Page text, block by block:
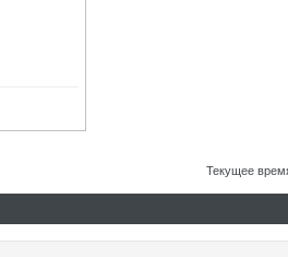
Текущее